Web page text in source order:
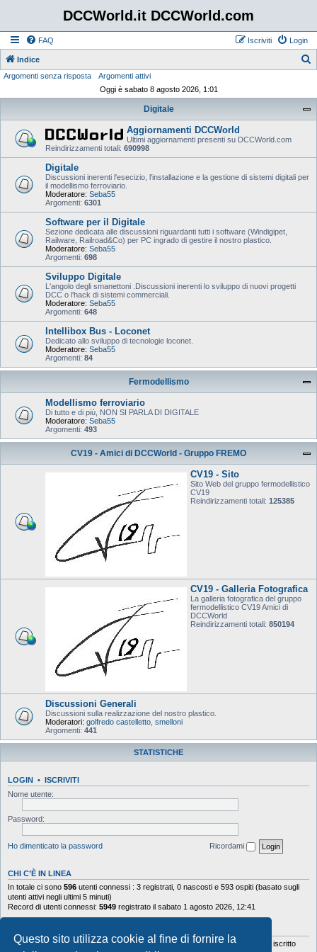
Questo sito utilizza cookie al fine di fornire la
DCCWorld.it DCCWorld.com
FAQ Login
Iscriviti
Indice
Argomenti senza risposta
Argomenti attivi
Oggi è sabato 8 agosto 2026, 1:01
Digitale
Aggiornamenti DCCWorld
Ultimi aggiornamenti presenti su DCCWorld.com
Reindirizzamenti totali: 690998
Digitale
Discussioni inerenti l'esecizio, l'installazione e la gestione di sistemi digitali per
il modellismo ferroviario.
Moderatore: Seba55
Argomenti: 6301
Software per il Digitale
Sezione dedicata alle discussioni riguardanti tutti i software (Windigipet,
Railware, Railroad&Co) per PC ingrado di gestire il nostro plastico.
Moderatore: Seba55
Argomenti: 698
Sviluppo Digitale
L'angolo degli smanettoni .Discussioni inerenti lo sviluppo di nuovi progetti
DCC o l'hack di sistemi commerciali.
Moderatore: Seba55
Argomenti: 648
Intellibox Bus - Loconet
Dedicato allo sviluppo di tecnologie loconet.
Moderatore: Seba55
Argomenti: 84
Fermodellismo
Modellismo ferroviario
Di tutto e di più, NON SI PARLA DI DIGITALE
Moderatore: Seba55
Argomenti: 493
CV19 - Amici di DCCWorld - Gruppo FREMO
CV19 - Sito
Sito Web del gruppo fermodellistico
CV19
Reindirizzamenti totali: 125385
CV19 - Galleria Fotografica
La galleria fotografica del gruppo
fermodellistico CV19 Amici di
DCCWorld
Reindirizzamenti totali: 850194
Discussioni Generali
Discussioni sulla realizzazione del nostro plastico.
Moderatori: golfredo castelletto smelloni
Argomenti: 441
STATISTICHE
LOGIN • ISCRIVITI
Nome utente:
Password:
Ho dimenticato la password Ricordami
CHI C’È IN LINEA
In totale ci sono 596 utenti connessi : 3 registrati, 0 nascosti e 593 ospiti (basato sugli
utenti attivi negli ultimi 5 minuti)
Record di utenti connessi: 5949 registrato il sabato 1 agosto 2026, 12:41
Totale messaggi103644• Totale argomenti 9878• Totale iscritti 5630
• Ultimo iscritto